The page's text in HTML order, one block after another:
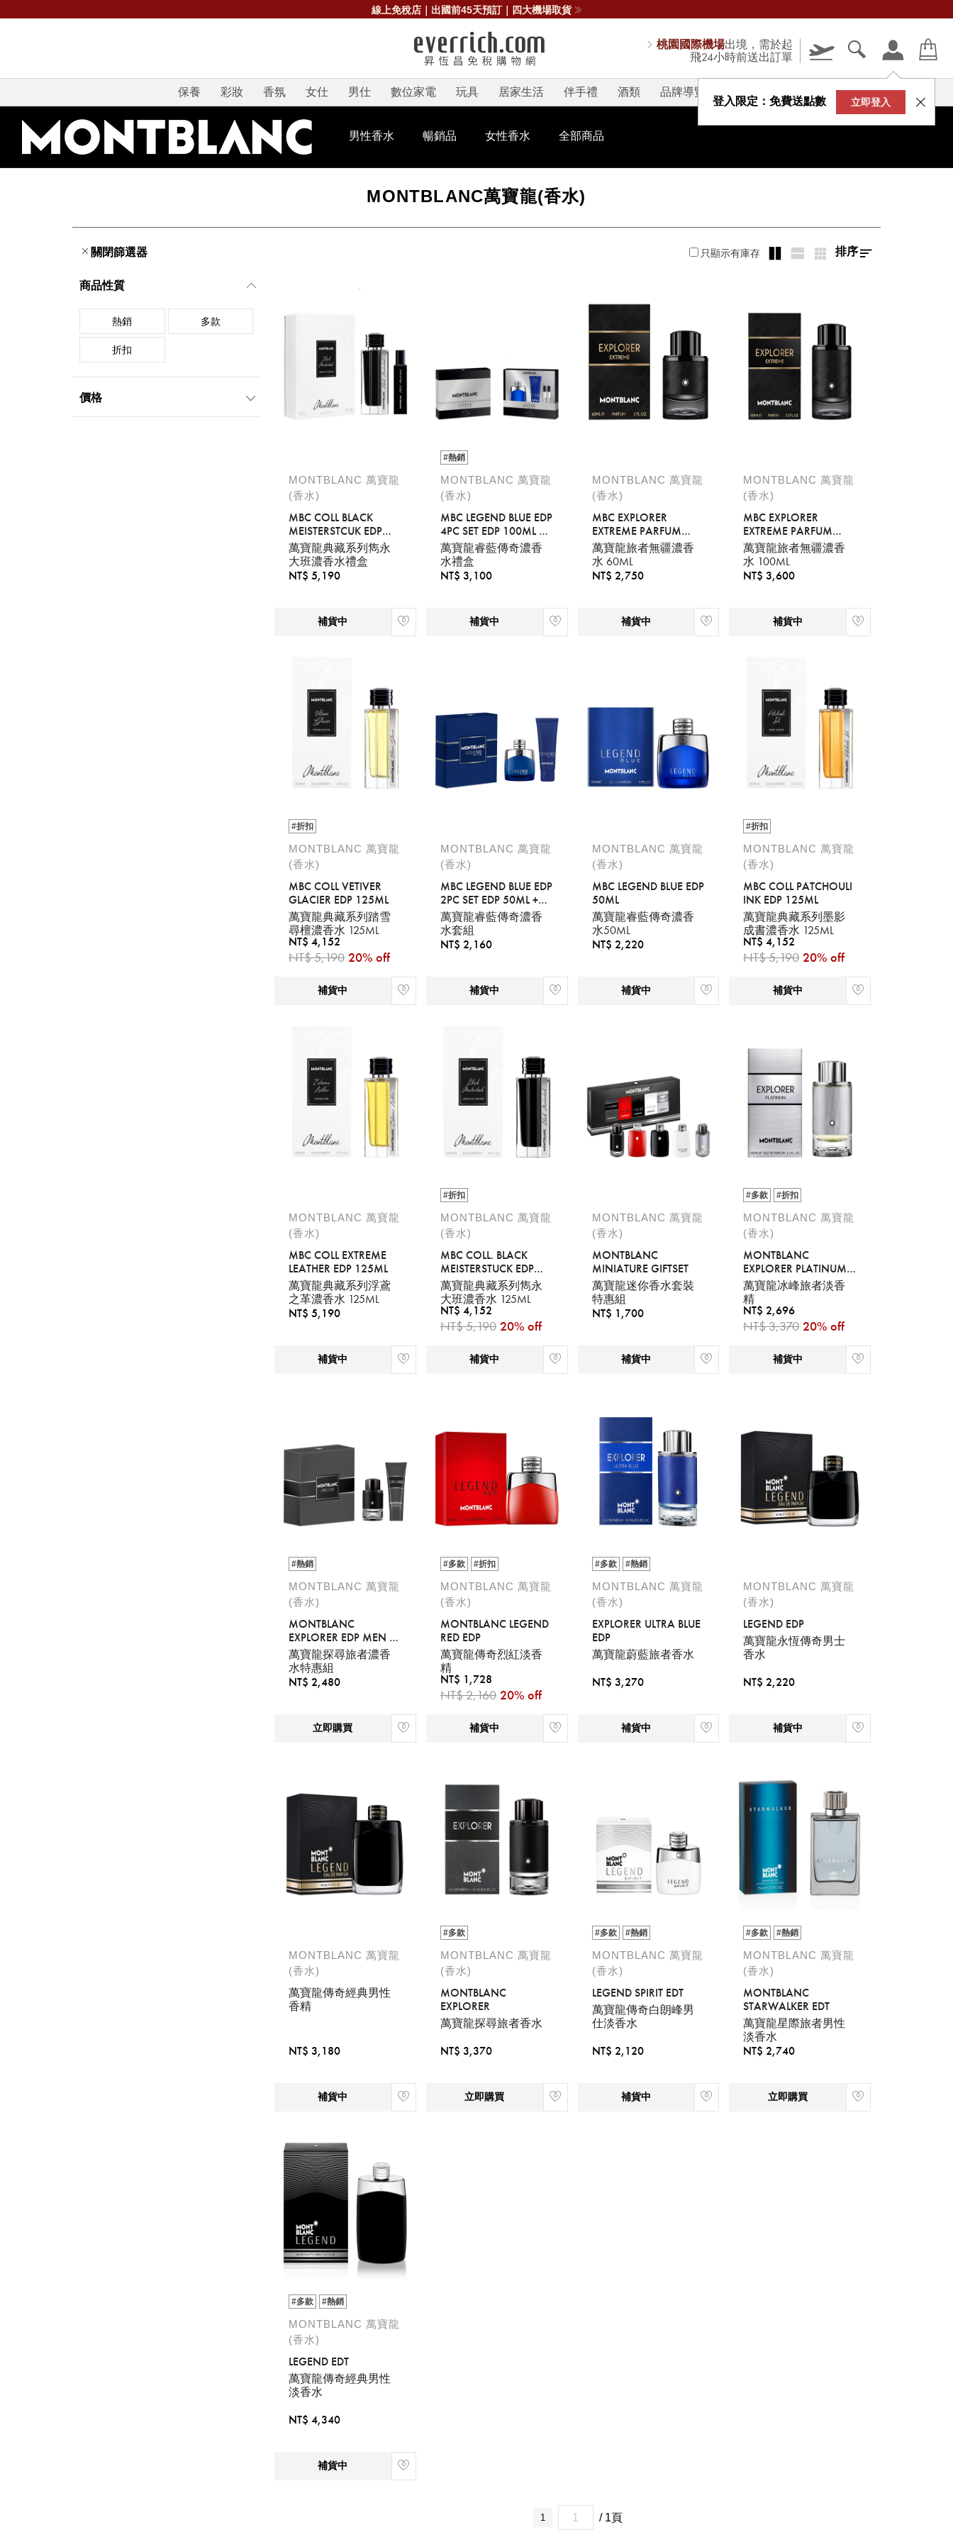
線上免稅店｜出國前45天預訂｜四大機場取貨
桃園國際機場出境，需於起
飛24小時前送出訂單
登入限定：免費送點數 立即登入
保養 彩妝 香氛 女仕 男仕 數位家電 玩具 居家生活 伴手禮 酒類 品牌導覽 V-STORY
男性香水 暢銷品 女性香水 全部商品
桃園國際機場(TPE)
臺北松山機場(TSA)
臺中國際機場(RMQ)
高雄國際機場(KHH)
提醒您：
免稅品線上預訂服務限 國際線出境旅客使用
不同機場的下單時間皆不相同，細節或訂購流程指引，請瀏覽
明
。
稍後決定
MONTBLANC萬寶龍(香水)
關閉篩選器 只顯示有庫存 排序
商品性質
熱銷 多款
折扣
價格
MONTBLANC 萬寶龍
(香水)
MBC COLL BLACK
MEISTERSTCUK EDP
2PC SET EDP 125ML +
15ML
萬寶龍典藏系列雋永
大班濃香水禮盒
NT$ 5,190
補貨中
#熱銷
MONTBLANC 萬寶龍
(香水)
MBC LEGEND BLUE EDP
4PC SET EDP 100ML +
2*7.5ML + SHOWER
GEL 100ML
萬寶龍睿藍傳奇濃香
水禮盒
NT$ 3,100
補貨中
MONTBLANC 萬寶龍
(香水)
MBC EXPLORER
EXTREME PARFUM
60ML
萬寶龍旅者無疆濃香
水 60ML
NT$ 2,750
補貨中
MONTBLANC 萬寶龍
(香水)
MBC EXPLORER
EXTREME PARFUM
100ML
萬寶龍旅者無疆濃香
水 100ML
NT$ 3,600
補貨中
#折扣
MONTBLANC 萬寶龍
(香水)
MBC COLL VETIVER
GLACIER EDP 125ML
萬寶龍典藏系列踏雪
尋檀濃香水 125ML
NT$ 4,152
NT$ 5,190 20% off
補貨中
MONTBLANC 萬寶龍
(香水)
MBC LEGEND BLUE EDP
2PC SET EDP 50ML +
SHOWER GEL 100ML
萬寶龍睿藍傳奇濃香
水套組
NT$ 2,160
補貨中
MONTBLANC 萬寶龍
(香水)
MBC LEGEND BLUE EDP
50ML
萬寶龍睿藍傳奇濃香
水50ML
NT$ 2,220
補貨中
#折扣
MONTBLANC 萬寶龍
(香水)
MBC COLL PATCHOULI
INK EDP 125ML
萬寶龍典藏系列墨影
成書濃香水 125ML
NT$ 4,152
NT$ 5,190 20% off
補貨中
MONTBLANC 萬寶龍
(香水)
MBC COLL EXTREME
LEATHER EDP 125ML
萬寶龍典藏系列浮鳶
之革濃香水 125ML
NT$ 5,190
補貨中
#折扣
MONTBLANC 萬寶龍
(香水)
MBC COLL. BLACK
MEISTERSTUCK EDP
125ML
萬寶龍典藏系列雋永
大班濃香水 125ML
NT$ 4,152
NT$ 5,190 20% off
補貨中
MONTBLANC 萬寶龍
(香水)
MONTBLANC
MINIATURE GIFTSET
萬寶龍迷你香水套裝
特惠組
NT$ 1,700
補貨中
#多款 #折扣
MONTBLANC 萬寶龍
(香水)
MONTBLANC
EXPLORER PLATINUM
EDP
萬寶龍冰峰旅者淡香
精
NT$ 2,696
NT$ 3,370 20% off
補貨中
#熱銷
MONTBLANC 萬寶龍
(香水)
MONTBLANC
EXPLORER EDP MEN S
GIFTSET
萬寶龍探尋旅者濃香
水特惠組
NT$ 2,480
立即購買
#多款 #折扣
MONTBLANC 萬寶龍
(香水)
MONTBLANC LEGEND
RED EDP
萬寶龍傳奇烈紅淡香
精
NT$ 1,728
NT$ 2,160 20% off
補貨中
#多款 #熱銷
MONTBLANC 萬寶龍
(香水)
EXPLORER ULTRA BLUE
EDP
萬寶龍蔚藍旅者香水
NT$ 3,270
補貨中
MONTBLANC 萬寶龍
(香水)
LEGEND EDP
萬寶龍永恆傳奇男士
香水
NT$ 2,220
補貨中
MONTBLANC 萬寶龍
(香水)
萬寶龍傳奇經典男性
香精
NT$ 3,180
補貨中
#多款
MONTBLANC 萬寶龍
(香水)
MONTBLANC
EXPLORER
萬寶龍探尋旅者香水
NT$ 3,370
立即購買
#多款 #熱銷
MONTBLANC 萬寶龍
(香水)
LEGEND SPIRIT EDT
萬寶龍傳奇白朗峰男
仕淡香水
NT$ 2,120
補貨中
#多款 #熱銷
MONTBLANC 萬寶龍
(香水)
MONTBLANC
STARWALKER EDT
萬寶龍星際旅者男性
淡香水
NT$ 2,740
立即購買
#多款 #熱銷
MONTBLANC 萬寶龍
(香水)
LEGEND EDT
萬寶龍傳奇經典男性
淡香水
NT$ 4,340
補貨中
您必須登入才有辦法使用喜愛清單！
1 / 1頁